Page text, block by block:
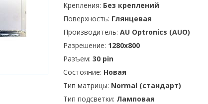
Крепления: Без креплений
Поверхность: Глянцевая
Производитель: AU Optronics (AUO)
Разрешение: 1280x800
Разъем: 30 pin
Состояние: Новая
Тип матрицы: Normal (стандарт)
Тип подсветки: Ламповая